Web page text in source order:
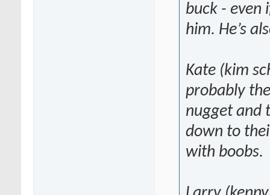
buck - even
him. He’s
Kate (kim
probably
nugget and
down to
with boobs.